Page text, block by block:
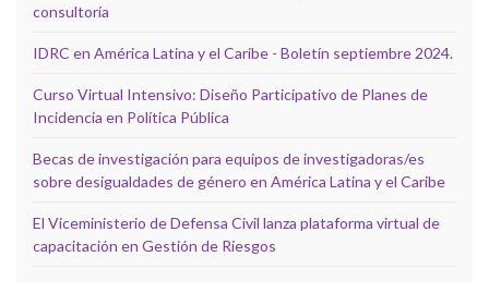
consultoría
IDRC en América Latina y el Caribe - Boletín septiembre 2024.
Curso Virtual Intensivo: Diseño Participativo de Planes de
Incidencia en Política Pública
Becas de investigación para equipos de investigadoras/es
sobre desigualdades de género en América Latina y el Caribe
El Viceministerio de Defensa Civil lanza plataforma virtual de
capacitación en Gestión de Riesgos